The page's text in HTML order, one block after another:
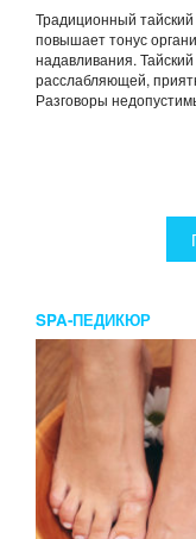
Традиционный
повышает тонус
надавливания.
расслабляющей,
Разговоры
SPA-ПЕДИКЮР